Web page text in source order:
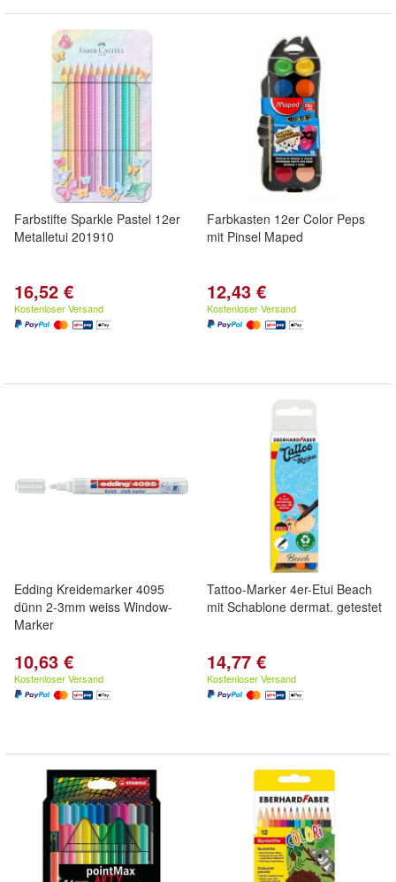
Farbstifte Sparkle Pastel 12er
Metalletui 201910
16,52 €
Kostenloser Versand
Farbkasten 12er Color Peps
mit Pinsel Maped
12,43 €
Kostenloser Versand
Edding Kreidemarker 4095
dünn 2-3mm weiss Window-
Marker
10,63 €
Kostenloser Versand
Tattoo-Marker 4er-Etui Beach
mit Schablone dermat. getestet
14,77 €
Kostenloser Versand